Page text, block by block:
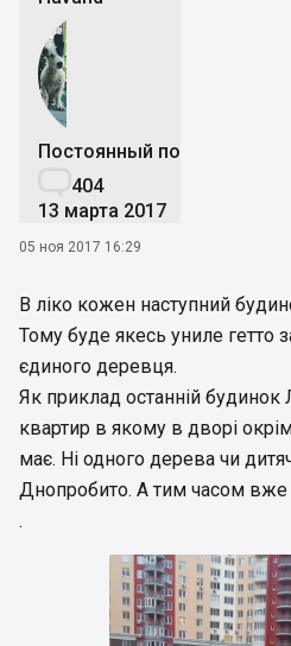
Постоянный пользователь
404
13 марта 2017
05 ноя 2017 16:29
В ліко кожен наступний
Тому буде якесь униле гетто
єдиного деревця.
Як приклад останній будинок
квартир в якому в дворі
має. Ні одного дерева чи
Днопробито. А тим часом
.